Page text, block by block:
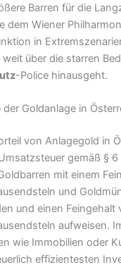
Barren für die
dem Wiener
in
über die starren
-Police hinausgeht.
der Goldanlage in
von Anlagegold in
gemäß § 6
mit einem
und
und einen Feingehalt
aufweisen.
wie Immobilien oder
effizientesten